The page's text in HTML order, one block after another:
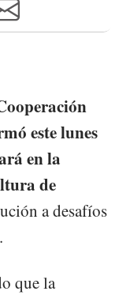
este lunes
en la
de
a desafíos
que la